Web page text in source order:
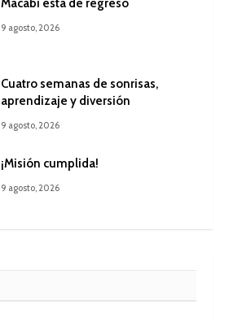
Macabi está de regreso
9 agosto, 2026
Cuatro semanas de sonrisas,
aprendizaje y diversión
9 agosto, 2026
¡Misión cumplida!
9 agosto, 2026